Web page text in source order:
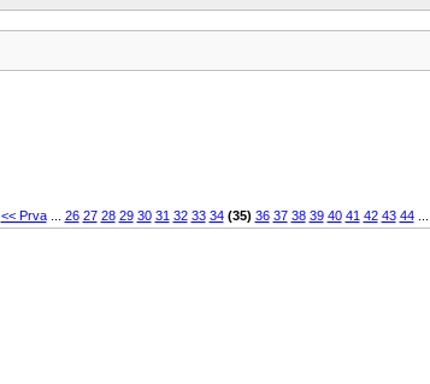
<< Prva... 26 27 28 29 30 31 32 33 34 (35) 36 37 38 39 40 41 42 43 44...